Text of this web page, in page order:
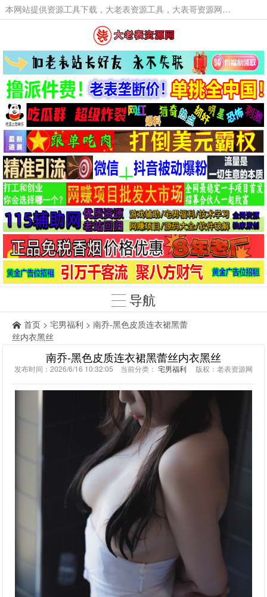
本网站提供资源工具下载，大老表资源工具，大表哥资源网软件工具，大老表资源下载，活动线报福利资源分享,活动线报，大型网游经典游戏，网络热门技术游戏辅助交流与分享。
导航
首页 > 宅男福利 > 南乔-黑色皮质连衣裙黑蕾
丝内衣黑丝
南乔-黑色皮质连衣裙黑蕾丝内衣黑丝
发布时间：2026/6/16 10:32:05 当前分类： 宅男福利 版权：老表资源网